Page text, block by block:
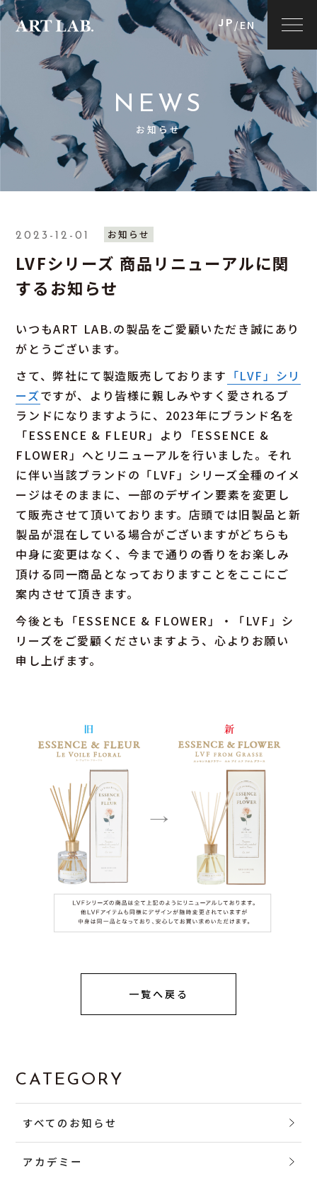
JP/EN
NEWS
お知らせ
2023-12-01 お知らせ
LVFシリーズ 商品リニューアルに関
するお知らせ
いつもART LAB.の製品をご愛顧いただき誠にあり
がとうございます。
さて、弊社にて製造販売しております 「LVF」シリ
ーズですが、より皆様に親しみやすく愛されるブ
ランドになりますように、2023年にブランド名を
「ESSENCE & FLEUR」より「ESSENCE &
FLOWER」へとリニューアルを行いました。それ
に伴い当該ブランドの「LVF」シリーズ全種のイメ
ージはそのままに、一部のデザイン要素を変更し
て販売させて頂いております。店頭では旧製品と新
製品が混在している場合がございますがどちらも
中身に変更はなく、今まで通りの香りをお楽しみ
頂ける同一商品となっておりますことをここにご
案内させて頂きます。
今後とも「ESSENCE & FLOWER」・「LVF」シ
リーズをご愛顧くださいますよう、心よりお願い
申し上げます。
一覧へ戻る
CATEGORY
すべてのお知らせ
アカデミー